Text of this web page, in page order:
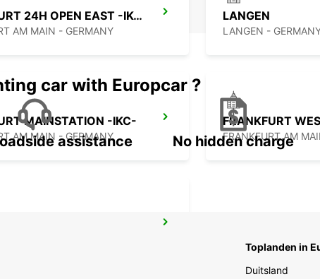
FRANKFURT 24H OPEN EAST -IKC-
AM MAIN - GERMANY
LANGEN
LANGEN -
MAINSTATION -IKC-
AM MAIN - GERMANY
FRANKFURT
FRANKFURT AM
car with Europcar ?
assistance No hidden charge
Toplanden in
Duitsland